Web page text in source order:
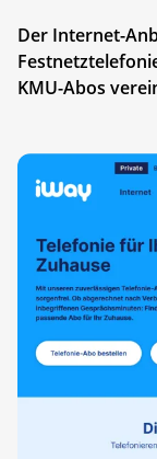
Der Internet-
KMU-Abos